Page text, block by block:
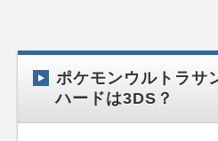
ポケモンウルトラサ
ハードは3DS？